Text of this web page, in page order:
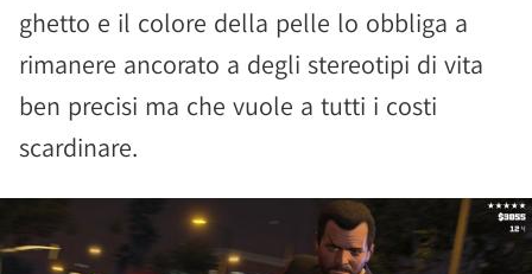
ghetto e il colore della pelle lo obbliga a
rimanere ancorato a degli stereotipi di vita
ben precisi ma che vuole a tutti i costi
scardinare.